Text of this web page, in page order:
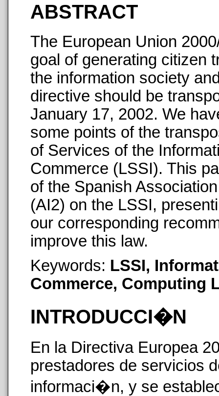
ABSTRACT
The European Union
goal of generating citizen
the information society
directive should be
January 17, 2002. We
some points of the
of Services of the
Commerce (LSSI). This
of the Spanish
(AI2) on the LSSI,
our corresponding
improve this law.
Keywords: LSSI,
Commerce, Computing
INTRODUCCI�N
En la Directiva Europea
prestadores de servicios
informaci�n, y se